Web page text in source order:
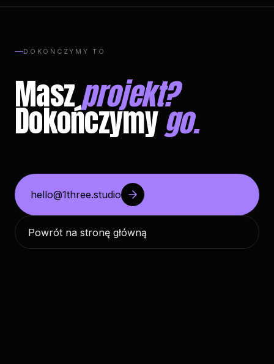
DOKOŃCZYMY TO
Maszprojekt?
Dokończymygo.
hello@1three.studio
Powrót na stronę główną